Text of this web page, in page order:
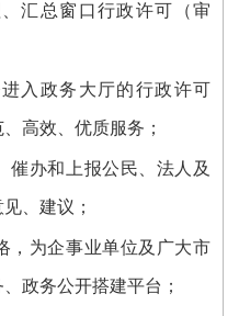
汇总窗口行政许可（审
入政务大厅的行政许可
高效、优质服务；
催办和上报公民、法人及
、建议；
，为企事业单位及广大市
政务公开搭建平台；